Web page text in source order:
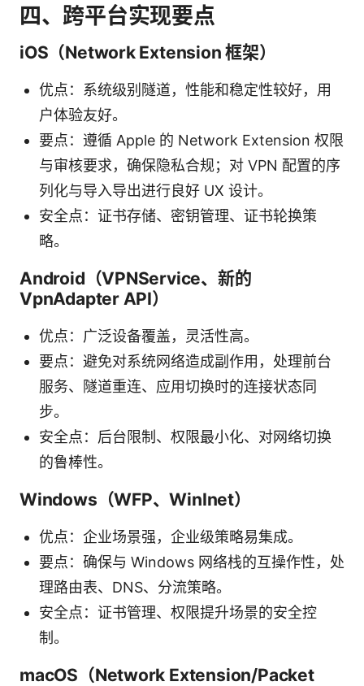
四、跨平台实现要点
iOS（Network Extension 框架）
优点：系统级别隧道，性能和稳定性较好，用
户体验友好。
要点：遵循 Apple 的 Network Extension 权限
与审核要求，确保隐私合规；对 VPN 配置的序
列化与导入导出进行良好 UX 设计。
安全点：证书存储、密钥管理、证书轮换策
略。
Android（VPNService、新的
VpnAdapter API）
优点：广泛设备覆盖，灵活性高。
要点：避免对系统网络造成副作用，处理前台
服务、隧道重连、应用切换时的连接状态同
步。
安全点：后台限制、权限最小化、对网络切换
的鲁棒性。
Windows（WFP、WinInet）
优点：企业场景强，企业级策略易集成。
要点：确保与 Windows 网络栈的互操作性，处
理路由表、DNS、分流策略。
安全点：证书管理、权限提升场景的安全控
制。
macOS（Network Extension/Packet